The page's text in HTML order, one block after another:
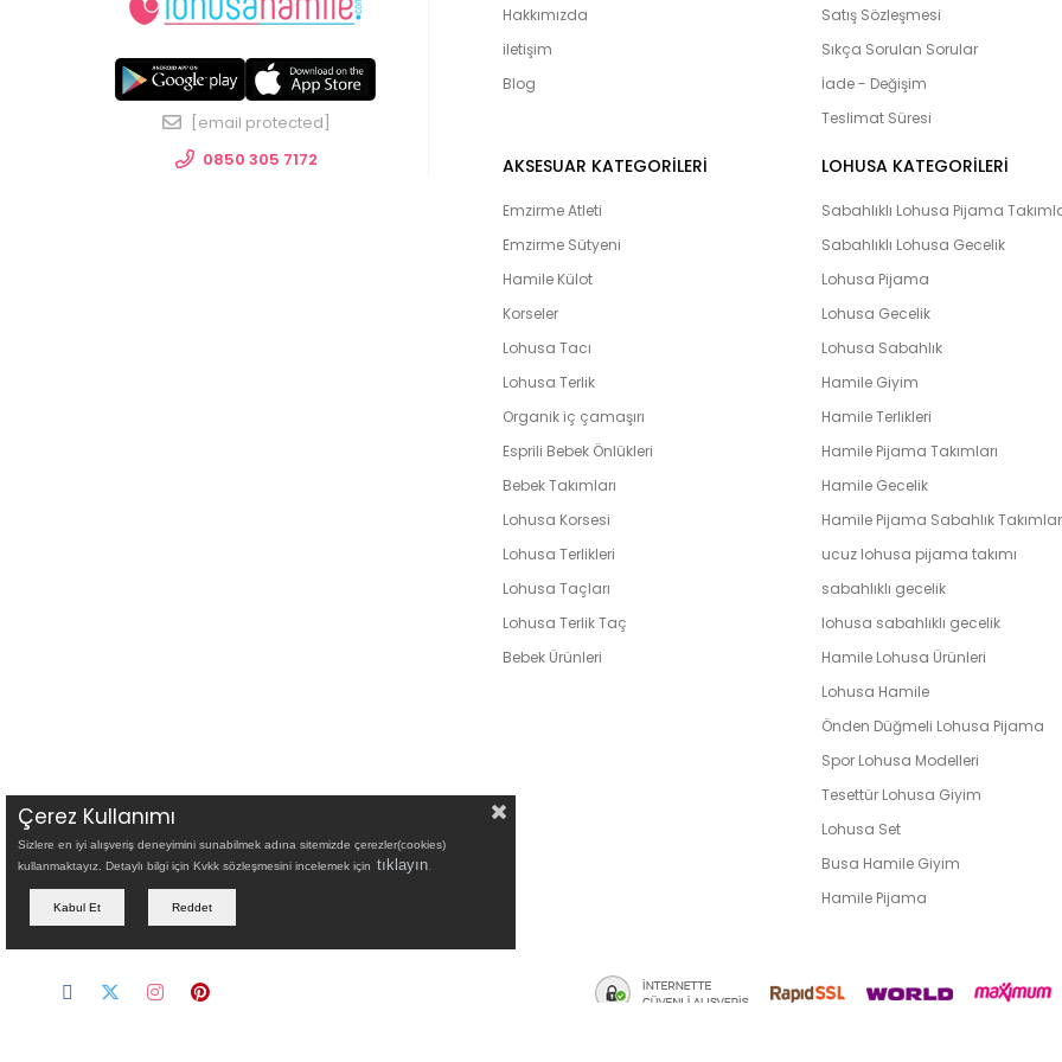
adayları’nın yanı sıra
çıkış setlerini yaptıran ve
bulunmaktadır. Lohusahamile
hamile olarak en hızlı bir şekilde
unutmayın. Unutmayalım ki
[email protected]
0850 305 7172
Hakkımızda
iletişim
Blog
Satış Sözleşmesi
Sıkça Sorulan Sorular
İade - Değişim
Teslimat Süresi
AKSESUAR KATEGORİLERİ
Emzirme Atleti
Emzirme Sütyeni
Hamile Külot
Korseler
Lohusa Tacı
Lohusa Terlik
Organik iç çamaşırı
Esprili Bebek Önlükleri
Bebek Takımları
Lohusa Korsesi
Lohusa Terlikleri
Lohusa Taçları
Lohusa Terlik Taç
Bebek Ürünleri
LOHUSA KATEGORİLERİ
Sabahlıklı Lohusa Pijama
Sabahlıklı Lohusa Gecelik
Lohusa Pijama
Lohusa Gecelik
Lohusa Sabahlık
Hamile Giyim
Hamile Terlikleri
Hamile Pijama Takımları
Hamile Gecelik
Hamile Pijama Sabahlık
ucuz lohusa pijama takımı
sabahlıklı gecelik
lohusa sabahlıklı gecelik
Hamile Lohusa Ürünleri
Lohusa Hamile
Önden Düğmeli Lohusa Pijama
Spor Lohusa Modelleri
Tesettür Lohusa Giyim
Lohusa Set
Busa Hamile Giyim
Hamile Pijama
Çerez Kullanımı
Sizlere en iyi alışveriş deneyimini sunabilmek adına sitemizde çerezler(cookies)
kullanmaktayız. Detaylı bilgi için Kvkk sözleşmesini incelemek için tıklayın.
Kabul Et Reddet